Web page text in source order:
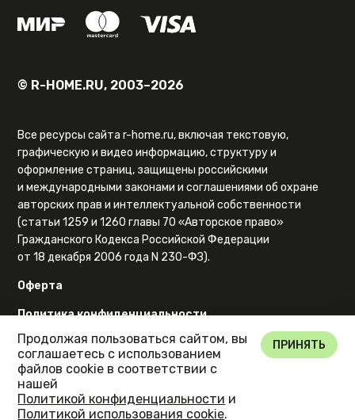
© R-HOME.RU, 2003–2026
Все ресурсы сайта r-home.ru, включая текстовую,
графическую и видео информацию, структуру и
оформление страниц, защищены российскими
и международными законами и соглашениями об охране
авторских прав и интеллектуальной собственности
(статьи 1259 и 1260 главы 70 «Авторское право»
Гражданского Кодекса Российской Федерации
от 18 декабря 2006 года N 230-ФЗ).
Оферта
Политика конфиденциальности
Карта сайта
Продолжая пользоваться сайтом, вы
соглашаетесь с использованием
файлов cookie в соответствии с
нашей
Политикой конфиденциальности и
Политикой использования cookie.
ПРИНЯТЬ